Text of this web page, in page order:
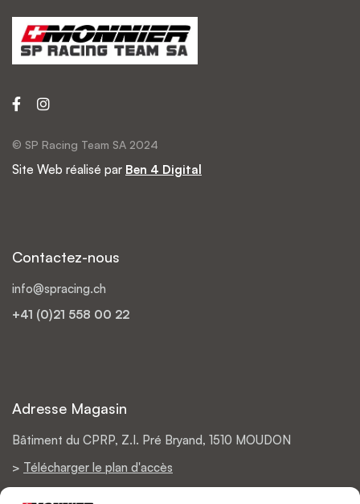
© SP Racing Team SA 2024
Site Web réalisé par Ben 4 Digital
Contactez-nous
info@spracing.ch
+41 (0)21 558 00 22
Adresse Magasin
Bâtiment du CPRP, Z.I. Pré Bryand, 1510 MOUDON
> Télécharger le plan d'accès